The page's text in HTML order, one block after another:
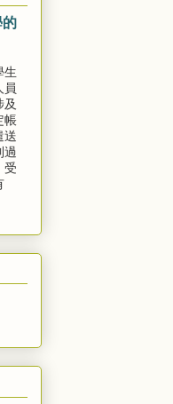
的
生
員
及
帳
送
過
受